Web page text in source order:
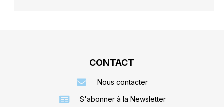
CONTACT
Nous contacter
S'abonner à la Newsletter